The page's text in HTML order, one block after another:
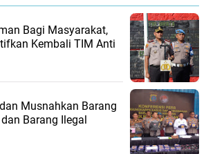
Bagi Masyarakat,
Kembali TIM Anti
Musnahkan Barang
Barang Ilegal